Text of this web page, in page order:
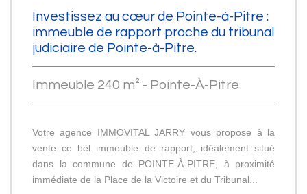
Investissez au cœur de Pointe-à-Pitre :
immeuble de rapport proche du tribunal
judiciaire de Pointe-à-Pitre.
Immeuble 240 m² - Pointe-À-Pitre
Votre agence IMMOVITAL JARRY vous propose à la
vente ce bel immeuble de rapport, idéalement situé
dans la commune de POINTE-À-PITRE, à proximité
immédiate de la Place de la Victoire et du Tribunal...